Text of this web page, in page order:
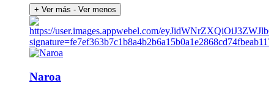
+ Ver más - Ver menos
Naroa